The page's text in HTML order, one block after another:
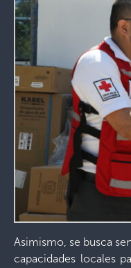
Asimismo, se busca
capacidades locales